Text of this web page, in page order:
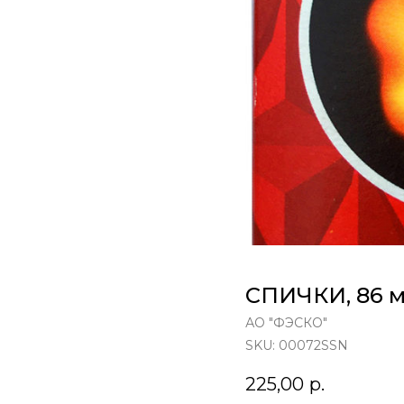
СПИЧКИ, 86
АО "ФЭСКО"
SKU: 00072SSN
225,00 р.